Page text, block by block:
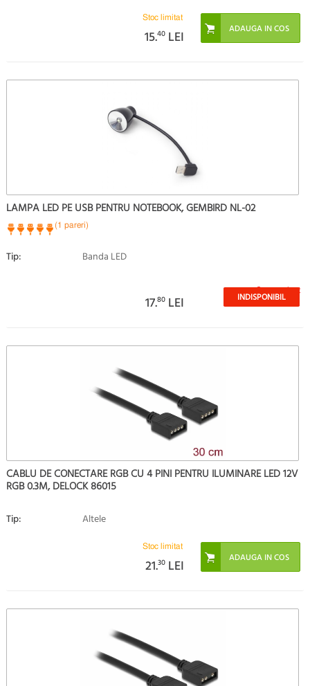
Stoc limitat
15.40 LEI
LAMPA LED PE USB PENTRU NOTEBOOK, GEMBIRD NL-02
(1 pareri)
Tip: Banda LED
Stoc epuizat
17.80 LEI INDISPONIBIL
CABLU DE CONECTARE RGB CU 4 PINI PENTRU ILUMINARE LED 12V
RGB 0.3M, DELOCK 86015
Tip: Altele
Stoc limitat
21.30 LEI